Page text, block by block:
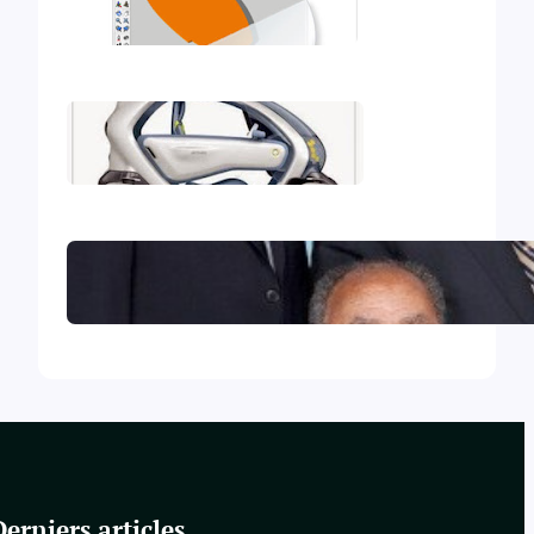
Mon premier iBook
Le Collège central des Témoins
de Jéhovah excommunié !